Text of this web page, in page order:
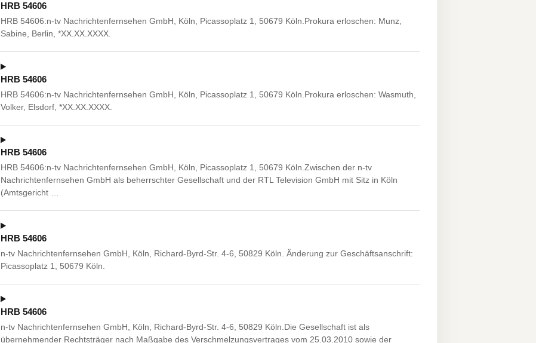
HRB 54606
HRB 54606:n-tv Nachrichtenfernsehen GmbH, Köln, Picassoplatz 1, 50679 Köln.Prokura erloschen: Munz,
Sabine, Berlin, *XX.XX.XXXX.
HRB 54606
HRB 54606:n-tv Nachrichtenfernsehen GmbH, Köln, Picassoplatz 1, 50679 Köln.Prokura erloschen: Wasmuth,
Volker, Elsdorf, *XX.XX.XXXX.
HRB 54606
HRB 54606:n-tv Nachrichtenfernsehen GmbH, Köln, Picassoplatz 1, 50679 Köln.Zwischen der n-tv
Nachrichtenfernsehen GmbH als beherrschter Gesellschaft und der RTL Television GmbH mit Sitz in Köln
(Amtsgericht …
HRB 54606
n-tv Nachrichtenfernsehen GmbH, Köln, Richard-Byrd-Str. 4-6, 50829 Köln. Änderung zur Geschäftsanschrift:
Picassoplatz 1, 50679 Köln.
HRB 54606
n-tv Nachrichtenfernsehen GmbH, Köln, Richard-Byrd-Str. 4-6, 50829 Köln.Die Gesellschaft ist als
übernehmender Rechtsträger nach Maßgabe des Verschmelzungsvertrages vom 25.03.2010 sowie der